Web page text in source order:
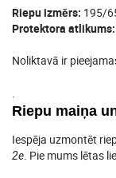
Riepu izmērs: 195/
Protektora atlikums:
Noliktavā ir
.
Riepu maiņa
Iespēja uzmontēt
2e. Pie mums lētas